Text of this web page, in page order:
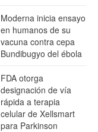
Moderna inicia ensayo
en humanos de su
vacuna contra cepa
Bundibugyo del ébola
FDA otorga
designación de vía
rápida a terapia
celular de Xellsmart
para Parkinson